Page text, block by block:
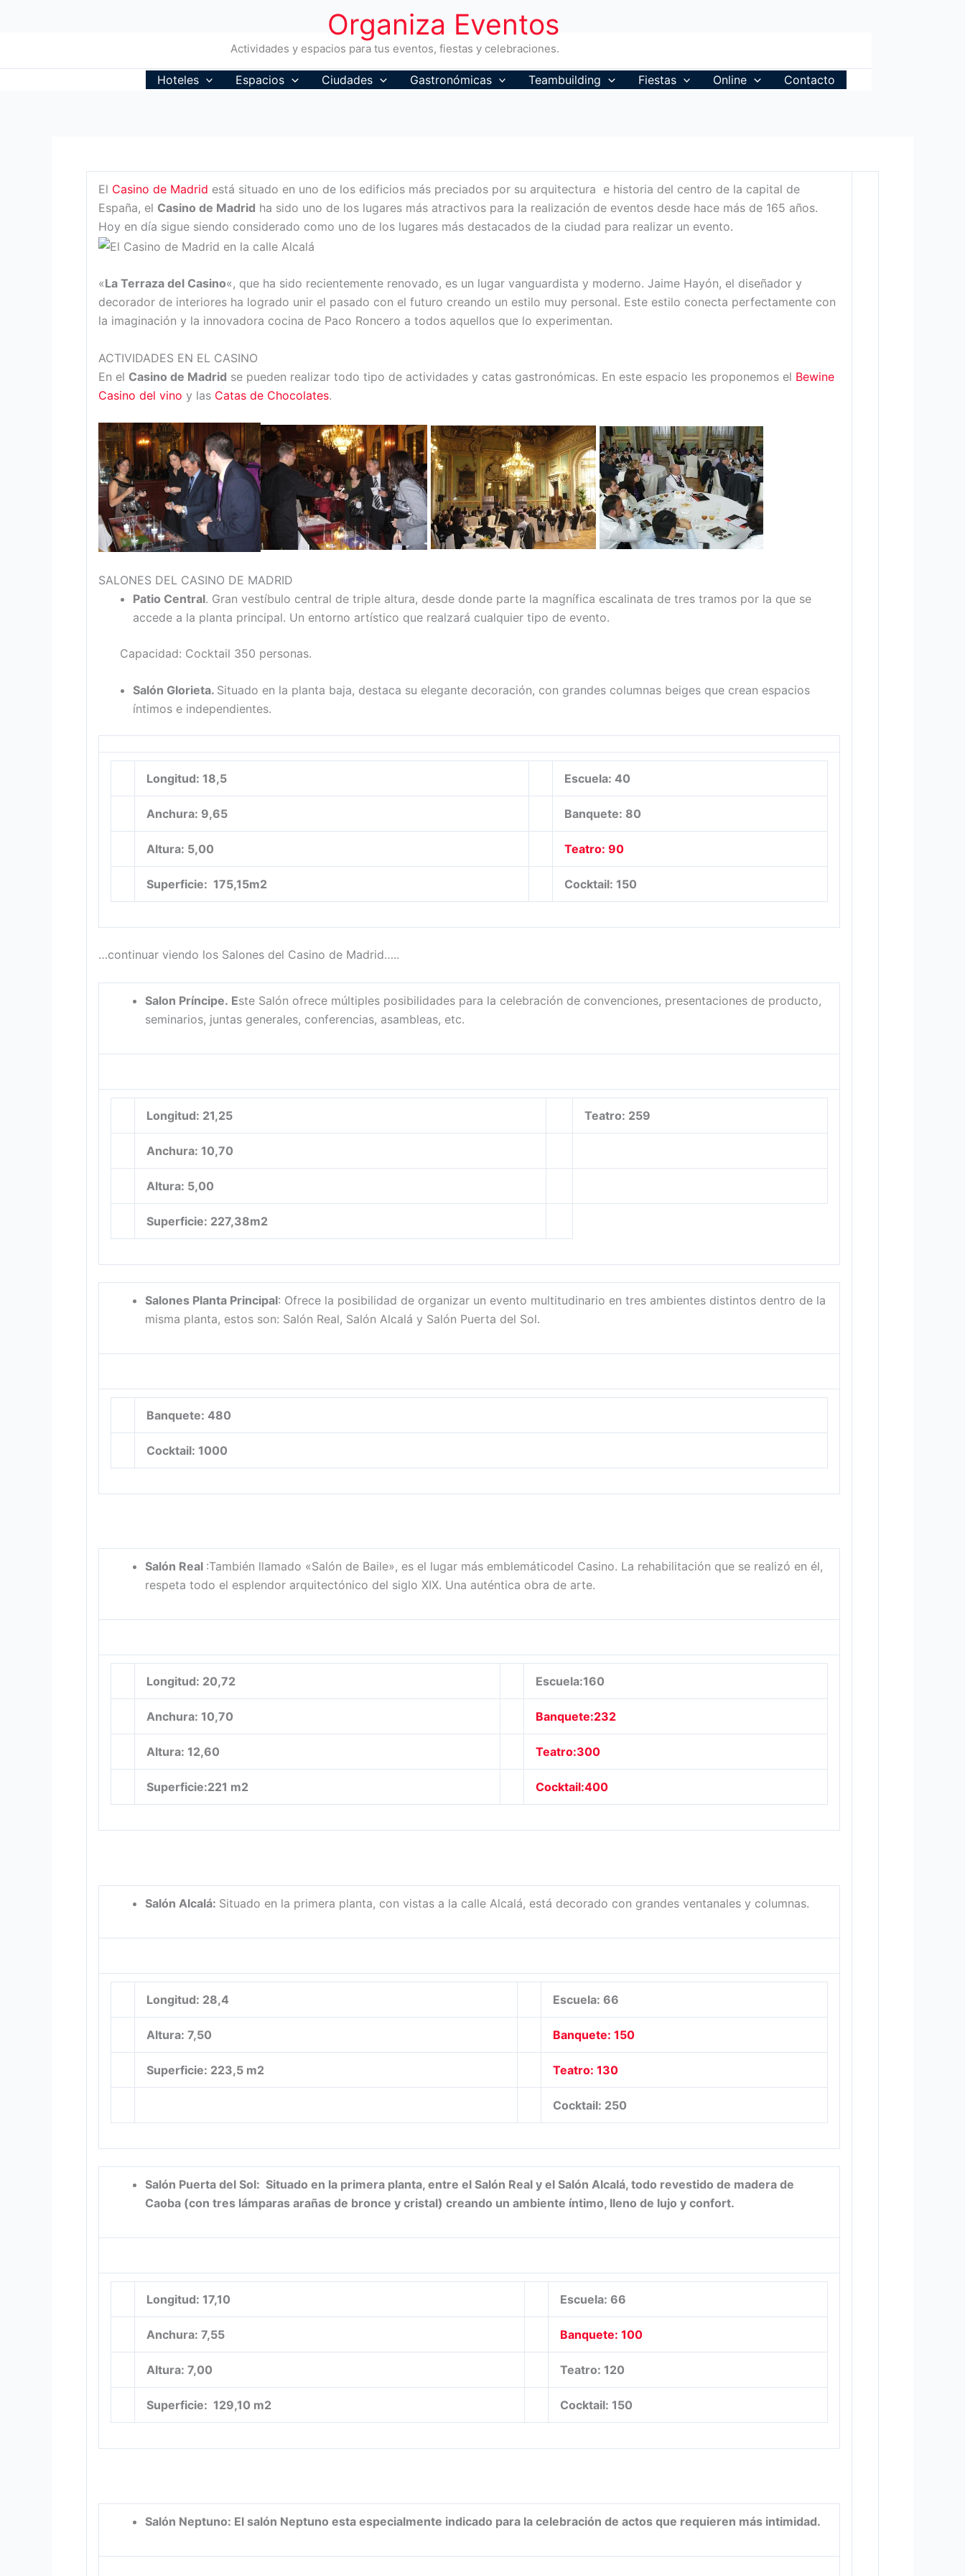
Organiza Eventos
Actividades y espacios para tus eventos, fiestas y celebraciones.
Hoteles Espacios Ciudades Gastronómicas Teambuilding Fiestas Online Contacto
El Casino de Madrid está situado en uno de los edificios más preciados por su arquitectura e historia del centro de la capital de
España, el Casino de Madrid ha sido uno de los lugares más atractivos para la realización de eventos desde hace más de 165 años.
Hoy en día sigue siendo considerado como uno de los lugares más destacados de la ciudad para realizar un evento.
«La Terraza del Casino«, que ha sido recientemente renovado, es un lugar vanguardista y moderno. Jaime Hayón, el diseñador y
decorador de interiores ha logrado unir el pasado con el futuro creando un estilo muy personal. Este estilo conecta perfectamente con
la imaginación y la innovadora cocina de Paco Roncero a todos aquellos que lo experimentan.
ACTIVIDADES EN EL CASINO
En el Casino de Madrid se pueden realizar todo tipo de actividades y catas gastronómicas. En este espacio les proponemos el Bewine
Casino del vino y las Catas de Chocolates.
SALONES DEL CASINO DE MADRID
Patio Central. Gran vestíbulo central de triple altura, desde donde parte la magnífica escalinata de tres tramos por la que se
accede a la planta principal. Un entorno artístico que realzará cualquier tipo de evento.
Capacidad: Cocktail 350 personas.
Salón Glorieta. Situado en la planta baja, destaca su elegante decoración, con grandes columnas beiges que crean espacios
íntimos e independientes.
Longitud: 18,5 Escuela: 40
Anchura: 9,65 Banquete: 80
Altura: 5,00 Teatro: 90
Superficie: 175,15m2 Cocktail: 150
…continuar viendo los Salones del Casino de Madrid…..
Salon Príncipe. Este Salón ofrece múltiples posibilidades para la celebración de convenciones, presentaciones de producto,
seminarios, juntas generales, conferencias, asambleas, etc.
Longitud: 21,25 Teatro: 259
Anchura: 10,70
Altura: 5,00
Superficie: 227,38m2
Salones Planta Principal: Ofrece la posibilidad de organizar un evento multitudinario en tres ambientes distintos dentro de la
misma planta, estos son: Salón Real, Salón Alcalá y Salón Puerta del Sol.
Banquete: 480
Cocktail: 1000
Salón Real :También llamado «Salón de Baile», es el lugar más emblemáticodel Casino. La rehabilitación que se realizó en él,
respeta todo el esplendor arquitectónico del siglo XIX. Una auténtica obra de arte.
Longitud: 20,72 Escuela:160
Anchura: 10,70 Banquete:232
Altura: 12,60 Teatro:300
Superficie:221 m2 Cocktail:400
Salón Alcalá: Situado en la primera planta, con vistas a la calle Alcalá, está decorado con grandes ventanales y columnas.
Longitud: 28,4 Escuela: 66
Altura: 7,50 Banquete: 150
Superficie: 223,5 m2 Teatro: 130
Cocktail: 250
Salón Puerta del Sol: Situado en la primera planta, entre el Salón Real y el Salón Alcalá, todo revestido de madera de
Caoba (con tres lámparas arañas de bronce y cristal) creando un ambiente íntimo, lleno de lujo y confort.
Longitud: 17,10 Escuela: 66
Anchura: 7,55 Banquete: 100
Altura: 7,00 Teatro: 120
Superficie: 129,10 m2 Cocktail: 150
Salón Neptuno: El salón Neptuno esta especialmente indicado para la celebración de actos que requieren más intimidad.